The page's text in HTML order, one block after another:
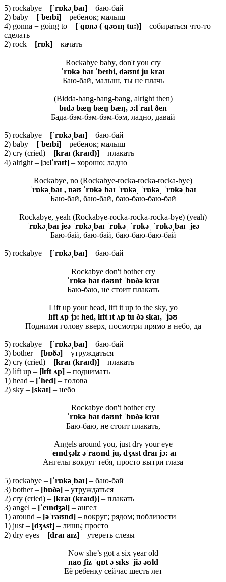
5) rockabye – [ˈrɒkəˌbaɪ] – баю-бай
2) baby – [ˈbeɪbi] – ребенок; малыш
4) gonna = going to – [ˈɡɒnə (ˈɡəʊɪŋ tu:)] – собираться что-то
сделать
2) rock – [rɒk] – качать
Rockabye baby, don't you cry
ˈrɒkəˌbaɪ ˈbeɪbi, dəʊnt ju kraɪ
Баю-бай, малыш, ты не плачь
(Bidda-bang-bang-bang, alright then)
bɪdə bæŋ bæŋ bæŋ, ɔ:lˈraɪt ðen
Бада-бэм-бэм-бэм-бэм, ладно, давай
5) rockabye – [ˈrɒkəˌ baɪ] – баю-бай
2) baby – [ˈbeɪbi] – ребенок; малыш
2) cry (cried) – [kraɪ (kraɪd)] – плакать
4) alright – [ɔ:lˈraɪt] – хорошо; ладно
Rockabye, no (Rockabye-rocka-rocka-rocka-bye)
ˈrɒkəˌbaɪ , nəʊ ˈrɒkəˌbaɪ ˈrɒkəˌ ˈrɒkəˌ ˈrɒkəˌbaɪ
Баю-бай, баю-бай, баю-баю-баю-бай
Rockabye, yeah (Rockabye-rocka-rocka-rocka-bye) (yeah)
ˈrɒkəˌbaɪ jeə ˈrɒkəˌbaɪ ˈrɒkəˌ ˈrɒkəˌ ˈrɒkəˌbaɪ jeə
Баю-бай, баю-бай, баю-баю-баю-бай
5) rockabye – [ˈrɒkəˌbaɪ] – баю-бай
Rockabye don't bother cry
ˈrɒkəˌbaɪ dəʊnt ˈbɒðə kraɪ
Баю-баю, не стоит плакать
Lift up your head, lift it up to the sky, yo
lɪft ʌp jɔ: hed, lɪft ɪt ʌp tu ðə skaɪ, ˈjəʊ
Подними голову вверх, посмотри прямо в небо, да
5) rockabye – [ˈrɒkəˌ baɪ] – баю-бай
3) bother – [bɒðə] – утруждаться
2) cry (cried) – [kraɪ (kraɪd)] – плакать
2) lift up – [lɪft ʌp] – поднимать
1) head – [ˈhed] – голова
2) sky – [skaɪ] – небо
Rockabye don't bother cry
ˈrɒkəˌbaɪ dəʊnt ˈbɒðə kraɪ
Баю-баю, не стоит плакать,
Angels around you, just dry your eye
ˈeɪndʒəlz əˈraʊnd ju, dʒʌst draɪ jɔ: aɪ
Ангелы вокруг тебя, просто вытри глаза
5) rockabye – [ˈrɒkəˌ baɪ] – баю-бай
3) bother – [bɒðə] – утруждаться
2) cry (cried) – [kraɪ (kraɪd)] – плакать
3) angel – [ˈeɪndʒəl] – ангел
1) around – [əˈraʊnd] – вокруг; рядом; поблизости
1) just – [dʒʌst] – лишь; просто
2) dry eyes – [draɪ aɪz] – утереть слезы
Now she’s got a six year old
naʊ ʃiz ˈɡɒt ə sɪks ˈjiə əʊld
Её ребенку сейчас шесть лет